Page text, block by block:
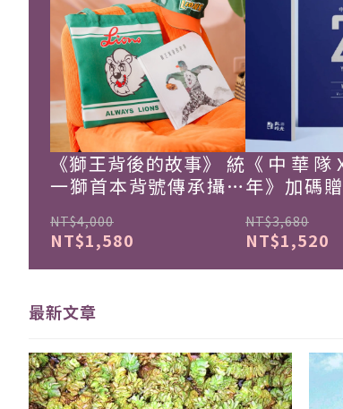
《獅王背後的故事》 統
一獅首本背號傳承攝影
NT$4,000
NT$1,580
《中華
年》加碼
NT$3,680
NT$1,520
最新文章